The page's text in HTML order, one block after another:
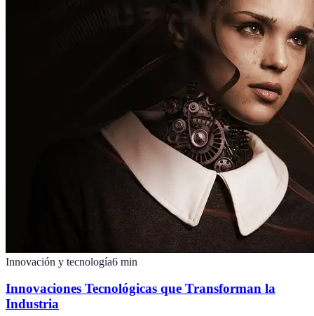
Innovación y tecnología6 min
Innovaciones Tecnológicas que Transforman la
Industria